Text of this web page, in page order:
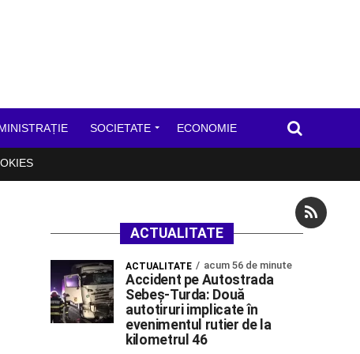
SOCIETATE ECONOMIE
ACTUALITATE
ACTUALITATE acum 56 de minute
Accident pe Autostrada
Sebeș-Turda: Două
autotiruri implicate în
evenimentul rutier de la
kilometrul 46